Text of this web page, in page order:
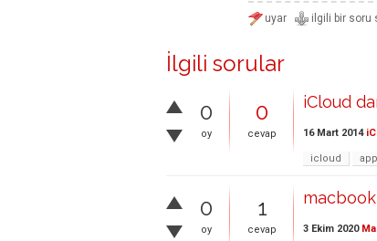
İlgili sorular
0
oy
0
cevap
iCloud
16 Mart 2014
icloud app
0
oy
1
cevap 3 Ekim 2020